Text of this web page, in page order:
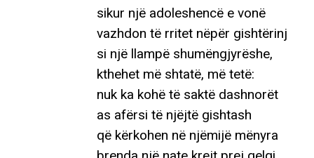
sikur një adoleshencë e vonë
vazhdon të rritet nëpër gishtërinj
si një llampë shumëngjyrëshe,
kthehet më shtatë, më tetë:
nuk ka kohë të saktë dashnorët
as afërsi të njëjtë gishtash
që kërkohen në njëmijë mënyra